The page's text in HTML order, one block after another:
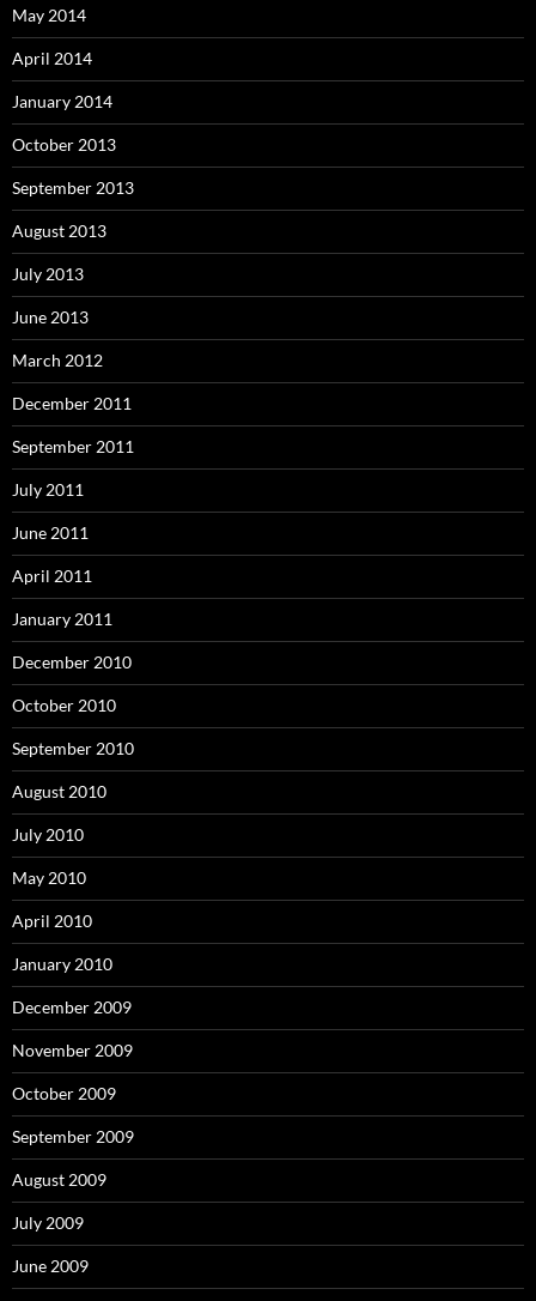
May 2014
April 2014
January 2014
October 2013
September 2013
August 2013
July 2013
June 2013
March 2012
December 2011
September 2011
July 2011
June 2011
April 2011
January 2011
December 2010
October 2010
September 2010
August 2010
July 2010
May 2010
April 2010
January 2010
December 2009
November 2009
October 2009
September 2009
August 2009
July 2009
June 2009